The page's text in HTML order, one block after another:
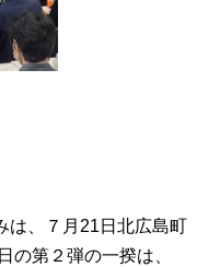
、７月21日北広島町
の第２弾の一揆は、